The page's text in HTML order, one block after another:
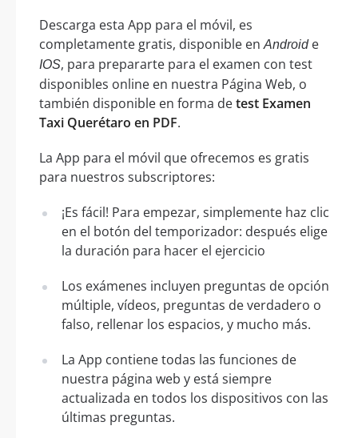
Descarga esta App para el móvil, es
completamente gratis, disponible enAndroide
IOS, para prepararte para el examen con test
disponibles online en nuestra Página Web, o
también disponible en forma detest Examen
Taxi Querétaro en PDF.
La App para el móvil que ofrecemos es gratis
para nuestros subscriptores:
¡Es fácil! Para empezar, simplemente haz clic
en el botón del temporizador: después elige
la duración para hacer el ejercicio
Los exámenes incluyen preguntas de opción
múltiple, vídeos, preguntas de verdadero o
falso, rellenar los espacios, y mucho más.
La App contiene todas las funciones de
nuestra página web y está siempre
actualizada en todos los dispositivos con las
últimas preguntas.